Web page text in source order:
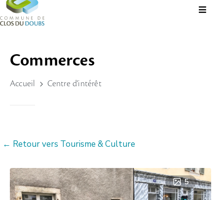
Administration
Guichet
Durable
&
Culture
Commerces
Accueil Centre d'intérêt
← Retour vers Tourisme & Culture
5